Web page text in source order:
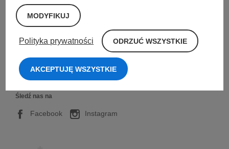
Nr konta bankowego:
26 9076 0008 2001 0000 0215 0002
Sprawdź także
Śledź nas na
Facebook Instagram
MODYFIKUJ
Polityka prywatności ODRZUĆ WSZYSTKIE
AKCEPTUJĘ WSZYSTKIE